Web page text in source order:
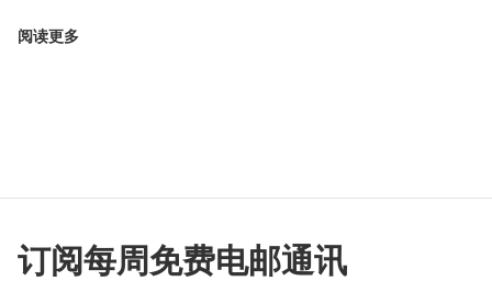
阅读更多
订阅每周免费电邮通讯